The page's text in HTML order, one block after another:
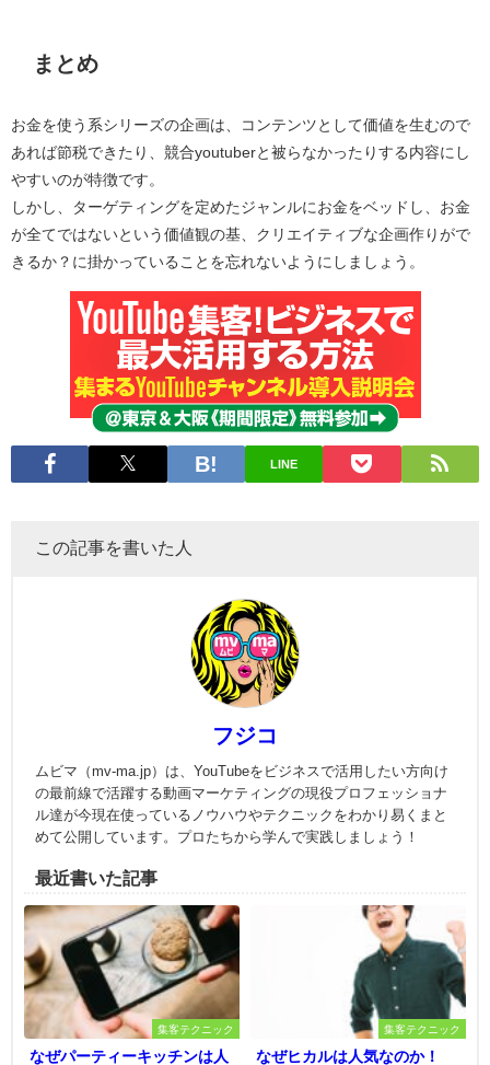
まとめ
お金を使う系シリーズの企画は、コンテンツとして価値を生むので
あれば節税できたり、競合youtuberと被らなかったりする内容にし
やすいのが特徴です。
しかし、ターゲティングを定めたジャンルにお金をベッドし、お金
が全てではないという価値観の基、クリエイティブな企画作りがで
きるか？に掛かっていることを忘れないようにしましょう。
LINE
この記事を書いた人
フジコ
ムビマ（mv-ma.jp）は、YouTubeをビジネスで活用したい方向け
の最前線で活躍する動画マーケティングの現役プロフェッショナ
ル達が今現在使っているノウハウやテクニックをわかり易くまと
めて公開しています。プロたちから学んで実践しましょう！
最近書いた記事
集客テクニック
なぜパーティーキッチンは人
集客テクニック
なぜヒカルは人気なのか！